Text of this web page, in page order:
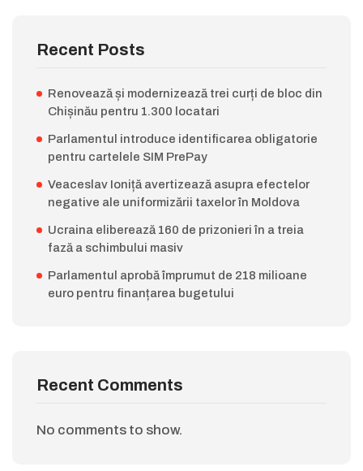
Recent Posts
Renovează și modernizează trei curți de bloc din
Chișinău pentru 1.300 locatari
Parlamentul introduce identificarea obligatorie
pentru cartelele SIM PrePay
Veaceslav Ioniță avertizează asupra efectelor
negative ale uniformizării taxelor în Moldova
Ucraina eliberează 160 de prizonieri în a treia
fază a schimbului masiv
Parlamentul aprobă împrumut de 218 milioane
euro pentru finanțarea bugetului
Recent Comments
No comments to show.